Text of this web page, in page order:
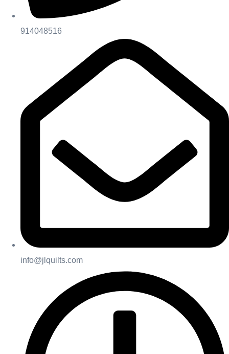
914048516
info@jlquilts.com